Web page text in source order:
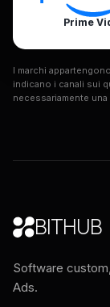
Prime
I marchi
indicano i canali sui
necessariamente
BITHUB
Software
Ads.